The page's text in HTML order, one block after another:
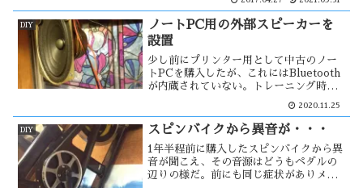
があった。そこで・・
DIY
ノートPC用の外部スピーカーを
設置
少し前にプリンター用として中古のノー
トPCを購入したが、これにはBluetooth
が内蔵されていない。トレーニング時に
bluetoothスピーカーを使っていた。そ
こで、アダプターを購入し接続してみた
2020.11.25
DIY スピンバイクから異音が・・・
1年半程前に購入したスピンバイクから異
音が聞こえ、その音源はどうもペダルの
辺りの様だ。前にも同じ症状がありメー